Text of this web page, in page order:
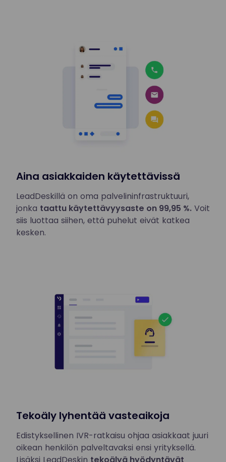
Aina asiakkaiden käytettävissä
LeadDeskillä on oma palvelininfrastruktuuri,
jonka taattu käytettävyysaste on 99,95 %. Voit
siis luottaa siihen, että puhelut eivät katkea
kesken.
Tekoäly lyhentää vasteaikoja
Edistyksellinen IVR-ratkaisu ohjaa asiakkaat juuri
oikean henkilön palveltavaksi ensi yrityksellä.